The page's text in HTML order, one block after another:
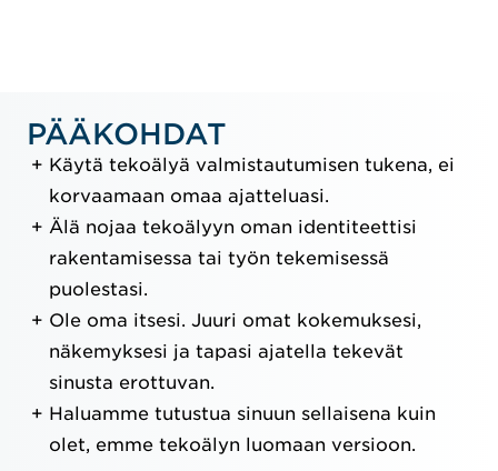
PÄÄKOHDAT
Käytä tekoälyä valmistautumisen tukena, ei
korvaamaan omaa ajatteluasi.
Älä nojaa tekoälyyn oman identiteettisi
rakentamisessa tai työn tekemisessä
puolestasi.
Ole oma itsesi. Juuri omat kokemuksesi,
näkemyksesi ja tapasi ajatella tekevät
sinusta erottuvan.
Haluamme tutustua sinuun sellaisena kuin
olet, emme tekoälyn luomaan versioon.